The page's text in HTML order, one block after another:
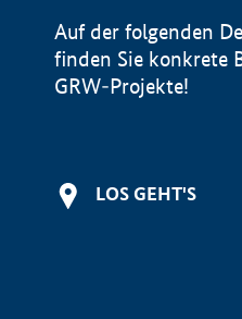
Auf der folgenden
finden Sie konkrete
GRW-Projekte!
LOS GEHT'S